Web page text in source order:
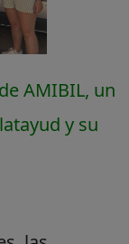
AMIBIL, un
y su